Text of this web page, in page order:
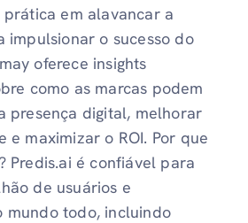
em alavancar a
impulsionar o sucesso do
oferece insights
como as marcas podem
presença digital, melhorar
e maximizar o ROI. Por que
Predis.ai é confiável para
de usuários e
mundo todo, incluindo